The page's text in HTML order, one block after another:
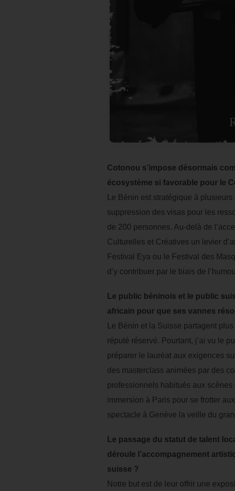
Cotonou s’impose désormais
écosystème si favorable pour le
Le Bénin est stratégique à
suppression des visas pour les
de 200 personnes. Au-delà de
Culturelles et Créatives un levier
Festival Eya ou le Festival des
d’y contribuer par le biais de
Le public béninois et le public
africain pour que ses vannes
Le Bénin et la Suisse partagent
réputé réservé. Pourtant, j’ai vu le
préparer le lauréat aux exigences
des masterclass animées par des
professionnels habitués aux
immersion à Paris pour se frotter
spectacle à Genève la veille du
Le passage du statut de talent
déroule l’accompagnement
suisse ?
Notre but est de leur offrir une